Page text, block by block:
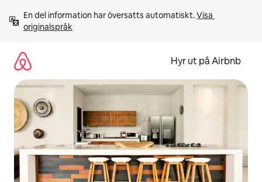
innehåll
En del information har översatts automatiskt. Visa
originalspråk
Hyr ut på Airbnb